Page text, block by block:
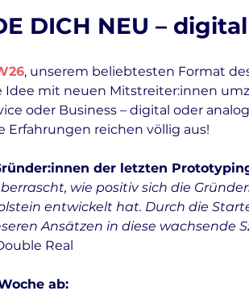
DICH NEU –
, unserem beliebtesten Format
Idee mit neuen Mitstreiter:innen
oder Business – digital oder
Erfahrungen reichen völlig aus!
der letzten
wie positiv sich die
entwickelt hat. Durch die
Ansätzen in diese wachsende
Real
ab: